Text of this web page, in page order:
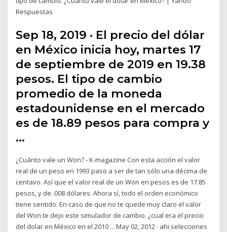
Respuestas
Sep 18, 2019 · El precio del dólar
en México inicia hoy, martes 17
de septiembre de 2019 en 19.38
pesos. El tipo de cambio
promedio de la moneda
estadounidense en el mercado
es de 18.89 pesos para compra y
…
¿Cuánto vale un Won? - K-magazine Con esta acción el valor
real de un peso en 1993 paso a ser de tan sólo una décima de
centavo. Así que el valor real de un Won en pesos es de 17.85
pesos, y de .008 dólares. Ahora sí, todo el orden económico
tiene sentido. En caso de que no te quede muy claro el valor
del Won te dejo este simulador de cambio. ¿cual era el precio
del dolar en México en el 2010 ... May 02, 2012 · ahi selecciones